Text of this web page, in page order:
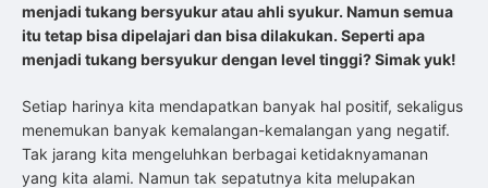
menjadi tukang bersyukur atau ahli syukur. Namun semua
itu tetap bisa dipelajari dan bisa dilakukan. Seperti apa
menjadi tukang bersyukur dengan level tinggi? Simak yuk!
Setiap harinya kita mendapatkan banyak hal positif, sekaligus
menemukan banyak kemalangan-kemalangan yang negatif.
Tak jarang kita mengeluhkan berbagai ketidaknyamanan
yang kita alami. Namun tak sepatutnya kita melupakan